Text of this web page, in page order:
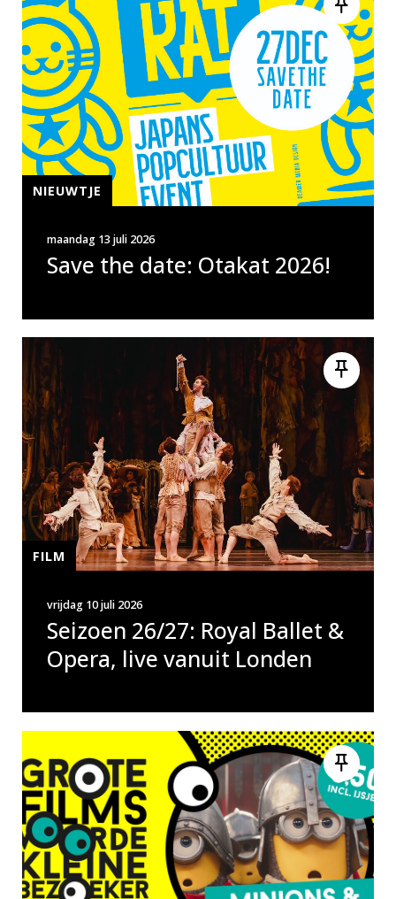
Save the date: Otakat 2026!
maandag 13 juli 2026
NIEUWTJE
Seizoen 26/27: Royal Ballet &
Opera, live vanuit Londen
vrijdag 10 juli 2026
FILM